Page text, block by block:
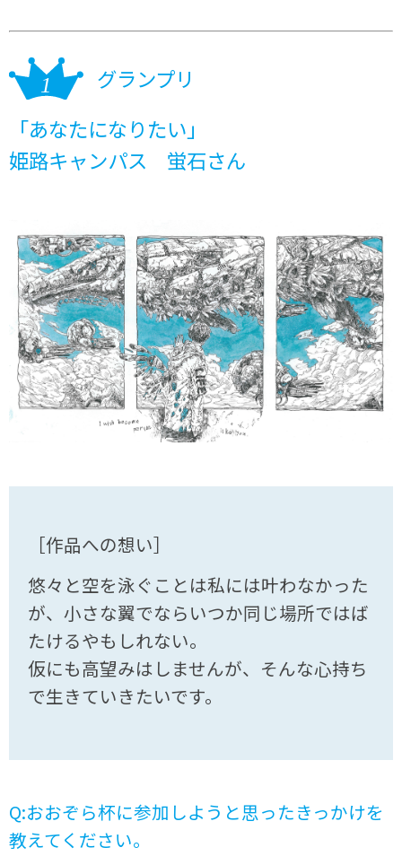
グランプリ
「あなたになりたい」
姫路キャンパス 蛍石さん
［作品への想い］
悠々と空を泳ぐことは私には叶わなかった
が、小さな翼でならいつか同じ場所ではば
たけるやもしれない。
仮にも高望みはしませんが、そんな心持ち
で生きていきたいです。
Q:おおぞら杯に参加しようと思ったきっかけを
教えてください。